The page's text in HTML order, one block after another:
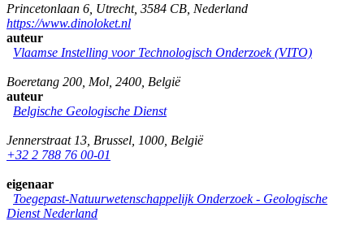
Princetonlaan 6 Utrecht, 3584 CB Nederland
https://www.dinoloket.nl
auteur
Vlaamse Instelling voor Technologisch Onderzoek (VITO)
Boeretang 200 Mol 2400 België
auteur
Belgische Geologische Dienst
Jennerstraat 13 Brussel 1000 België
+32 2 788 76 00-01
eigenaar
Toegepast-Natuurwetenschappelijk Onderzoek - Geologische
Dienst Nederland